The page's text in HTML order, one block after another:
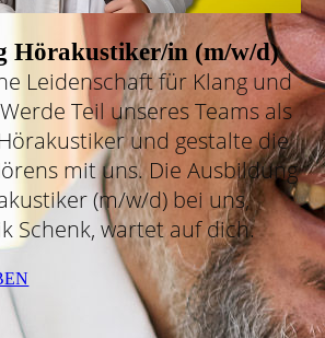
Hörakustiker/in (m/w/d)
Leidenschaft für Klang und
Teil unseres Teams als
und gestalte die
mit uns. Die Ausbildung
(m/w/d) bei uns,
Schenk, wartet auf dich.